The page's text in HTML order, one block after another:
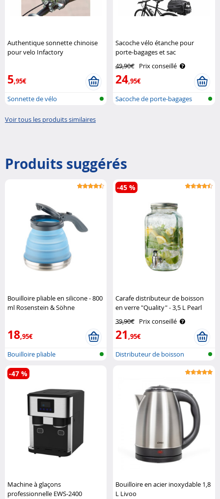
Authentique sonnette chinoise
pour velo Infactory
5,95€
Sonnette de vélo
Sacoche vélo étanche pour
porte-bagages et sac
bandoulière 10 L XCase
49,90€ Prix conseillé
24,95€
Sacoche de porte-bagages
Voir tous les produits similaires
Produits suggérés
Bouilloire pliable en silicone - 800
ml Rosenstein & Söhne
18,95€
Bouilloire pliable
Carafe distributeur de boisson
en verre "Quality" - 3,5 L Pearl
39,90€ Prix conseillé
21,95€
-45 %
Distributeur de boisson
Machine à glaçons
professionnelle EWS-2400
-47 %
Bouilloire en acier inoxydable 1,8
L Livoo